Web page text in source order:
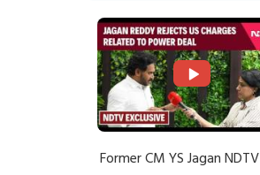
Former CM YS Jagan NDTV